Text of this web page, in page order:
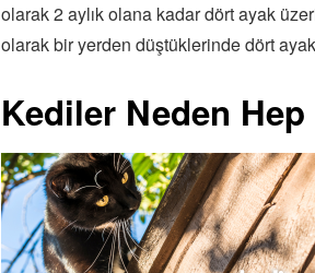
olarak 2 aylık olana kadar dört ayak
olarak bir yerden düştüklerinde dört
Kediler Neden